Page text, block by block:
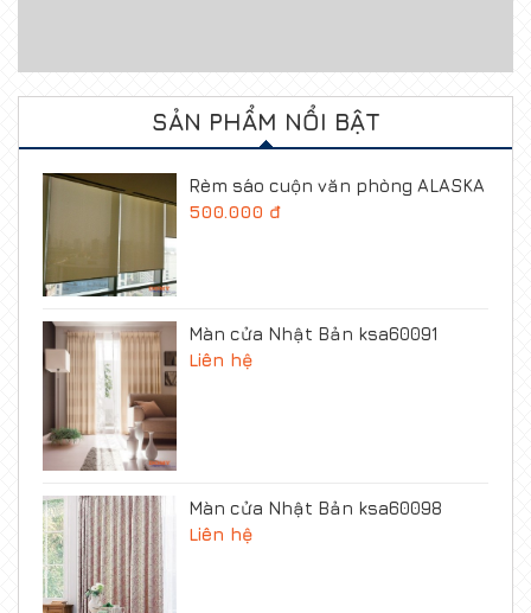
SẢN PHẨM NỔI BẬT
Rèm sáo cuộn văn phòng ALASKA
500.000 đ
Màn cửa Nhật Bản ksa60091
Liên hệ
Màn cửa Nhật Bản ksa60098
Liên hệ